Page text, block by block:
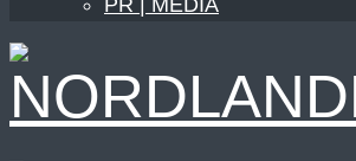
PR | MEDIA